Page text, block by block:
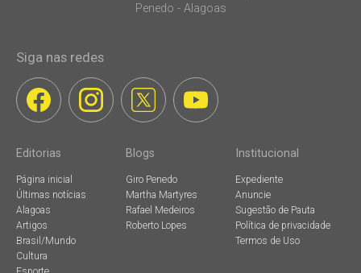
Penedo - Alagoas
Siga nas redes
Editorias
Página inicial
Últimas notícias
Alagoas
Artigos
Brasil/Mundo
Cultura
Blogs
Giro Penedo
Martha Martyres
Rafael Medeiros
Roberto Lopes
Institucional
Expediente
Anuncie
Sugestão de Pauta
Política de privacidade
Termos de Uso